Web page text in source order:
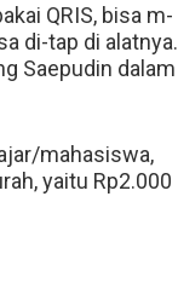
QRIS, bisa m-
di-tap di alatnya.
Saepudin dalam
mahasiswa,
yaitu Rp2.000